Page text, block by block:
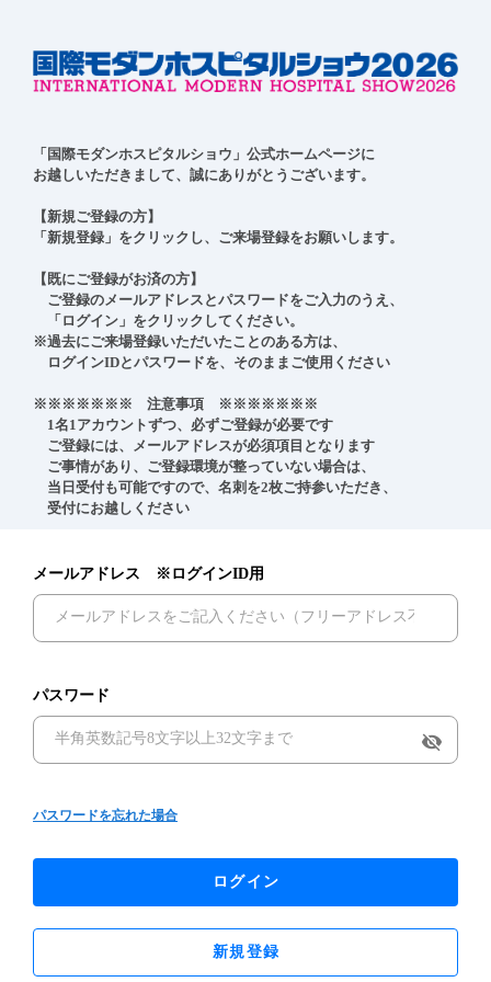
「国際モダンホスピタルショウ」公式ホームページに
お越しいただきまして、誠にありがとうございます。
【新規ご登録の方】
「新規登録」をクリックし、ご来場登録をお願いします。
【既にご登録がお済の方】
ご登録のメールアドレスとパスワードをご入力のうえ、
「ログイン」をクリックしてください。
※過去にご来場登録いただいたことのある方は、
ログインIDとパスワードを、そのままご使用ください
※※※※※※※　注意事項　※※※※※※※
1名1アカウントずつ、必ずご登録が必要です
ご登録には、メールアドレスが必須項目となります
ご事情があり、ご登録環境が整っていない場合は、
当日受付も可能ですので、名刺を2枚ご持参いただき、
受付にお越しください
メールアドレス ※ログインID用
パスワード
visibility_off
パスワードを忘れた場合
ログイン
新規登録